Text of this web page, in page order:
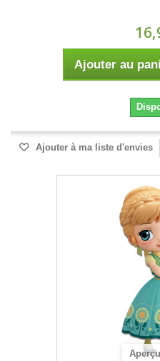
Ajouter au
Ajouter à ma liste d'envies